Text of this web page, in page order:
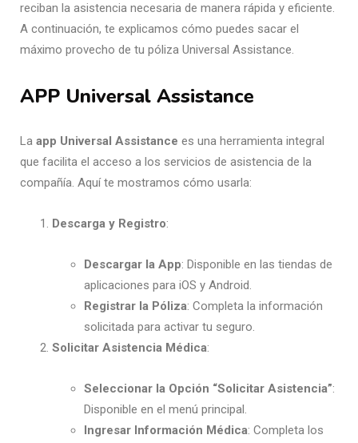
reciban la asistencia necesaria de manera rápida y eficiente.
A continuación, te explicamos cómo puedes sacar el
máximo provecho de tu póliza Universal Assistance.
APP Universal Assistance
La app Universal Assistance es una herramienta integral
que facilita el acceso a los servicios de asistencia de la
compañía. Aquí te mostramos cómo usarla:
Descarga y Registro:
Descargar la App: Disponible en las tiendas de
aplicaciones para iOS y Android.
Registrar la Póliza: Completa la información
solicitada para activar tu seguro.
Solicitar Asistencia Médica:
Seleccionar la Opción “Solicitar Asistencia”:
Disponible en el menú principal.
Ingresar Información Médica: Completa los